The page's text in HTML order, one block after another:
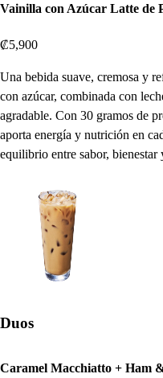
Vainilla con Azúcar Latte de
₡5,900
Una bebida suave, cremosa y
con azúcar, combinada con
agradable. Con 30 gramos de
aporta energía y nutrición en
equilibrio entre sabor,
Duos
Caramel Macchiatto + Ham